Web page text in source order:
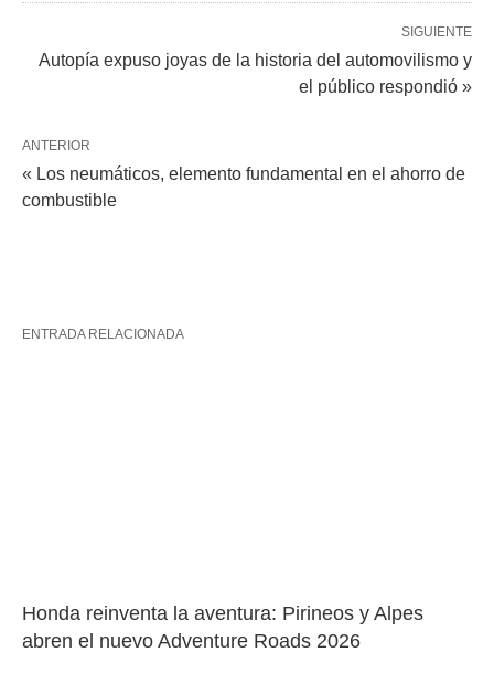
SIGUIENTE
Autopía expuso joyas de la historia del automovilismo y
el público respondió »
ANTERIOR
« Los neumáticos, elemento fundamental en el ahorro de
combustible
ENTRADA RELACIONADA
Honda reinventa la aventura: Pirineos y Alpes
abren el nuevo Adventure Roads 2026